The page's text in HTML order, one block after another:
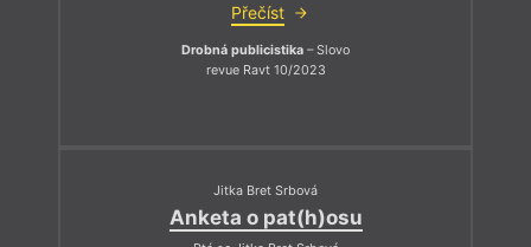
Přečíst
Drobná publicistika – Slovo
revue Ravt 10/2023
Jitka Bret Srbová
Anketa o pat(h)osu